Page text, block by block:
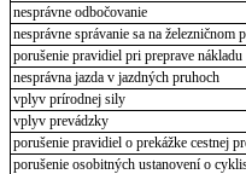
nesprávne odbočovanie
nesprávne správanie sa na železničnom
porušenie pravidiel pri preprave nákladu
nesprávna jazda v jazdných pruhoch
vplyv prírodnej sily
vplyv prevádzky
porušenie pravidiel o prekážke cestnej
porušenie osobitných ustanovení o